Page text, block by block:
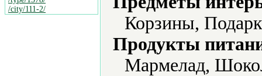
/city/111-2/
Корзины,
Продукты
Мармелад,